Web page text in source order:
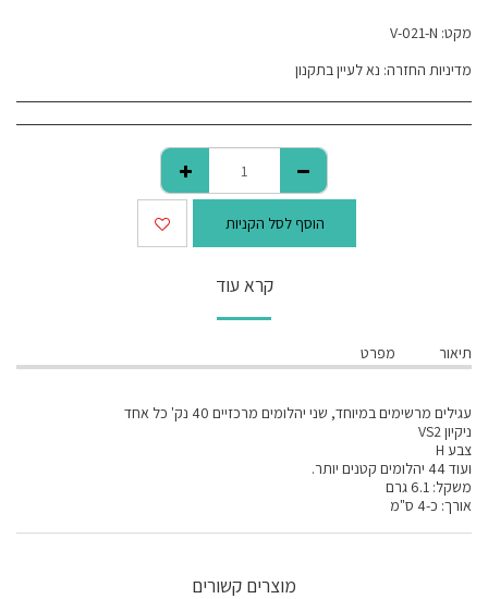
מקט: V-021-N
מדיניות החזרה: נא לעיין בתקנון
הוסף לסל הקניות
קרא עוד
תיאור מפרט
עגילים מרשימים במיוחד, שני יהלומים מרכזיים 40 נק' כל אחד
ניקיון VS2
צבע H
ועוד 44 יהלומים קטנים יותר.
משקל: 6.1 גרם
אורך: כ-4 ס"מ
מוצרים קשורים